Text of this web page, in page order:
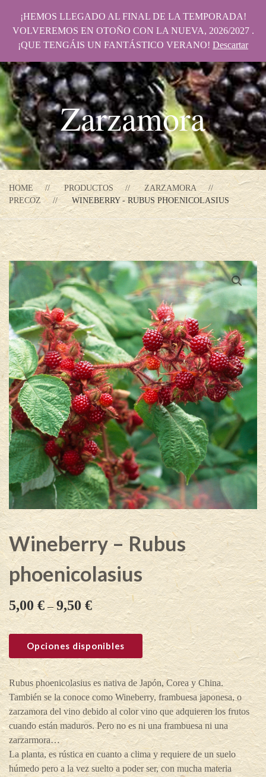
Zarzamora
HOME PRODUCTOS
ZARZAMORA
PRECOZ
WINEBERRY - RUBUS PHOENICOLASIUS
Wineberry – Rubus
phoenicolasius
5,00€–9,50€
Opciones disponibles
Rubus phoenicolasius es nativa de Japón, Corea y China.
También se la conoce como Wineberry, frambuesa japonesa, o
zarzamora del vino debido al color vino que adquieren los frutos
cuando están maduros. Pero no es ni una frambuesa ni una
zarzarmora…
La planta, es rústica en cuanto a clima y requiere de un suelo
húmedo pero a la vez suelto a poder ser, con mucha materia
¡HEMOS LLEGADO AL FINAL DE LA TEMPORADA!
VOLVEREMOS EN OTOÑO CON LA NUEVA, 2026/2027 .
¡QUE TENGÁIS UN FANTÁSTICO VERANO! Descartar